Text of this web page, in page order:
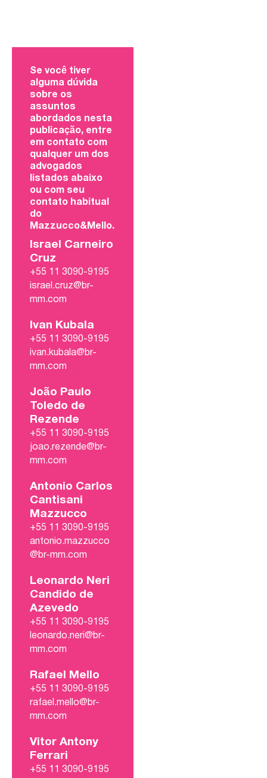
Se você tiver
alguma dúvida
sobre os
assuntos
abordados nesta
publicação, entre
em contato com
qualquer um dos
advogados
listados abaixo
ou com seu
contato habitual
do
Mazzucco&Mello.
Israel Carneiro
Cruz
+55 11 3090-9195
israel.cruz@br-
mm.com
Ivan Kubala
+55 11 3090-9195
ivan.kubala@br-
mm.com
João Paulo
Toledo de
Rezende
+55 11 3090-9195
joao.rezende@br-
mm.com
Antonio Carlos
Cantisani
Mazzucco
+55 11 3090-9195
antonio.mazzucco
@br-mm.com
Leonardo Neri
Candido de
Azevedo
+55 11 3090-9195
leonardo.neri@br-
mm.com
Rafael Mello
+55 11 3090-9195
rafael.mello@br-
mm.com
Vitor Antony
Ferrari
+55 11 3090-9195